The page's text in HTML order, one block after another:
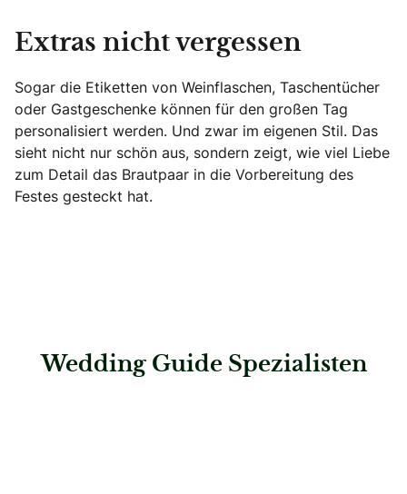
Extras nicht vergessen
Sogar die Etiketten von Weinflaschen, Taschentücher
oder Gastgeschenke können für den großen Tag
personalisiert werden. Und zwar im eigenen Stil. Das
sieht nicht nur schön aus, sondern zeigt, wie viel Liebe
zum Detail das Brautpaar in die Vorbereitung des
Festes gesteckt hat.
Wedding Guide Spezialisten